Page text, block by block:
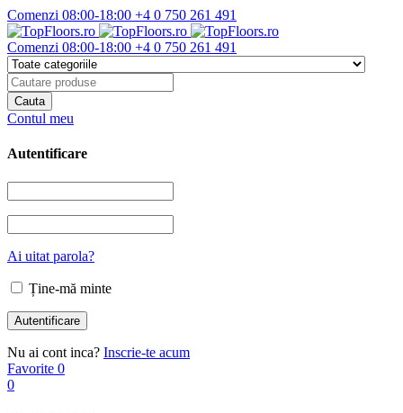
Comenzi 08:00-18:00 +4 0 750 261 491
Comenzi 08:00-18:00 +4 0 750 261 491
Contul meu
Autentificare
Ai uitat parola?
Ține-mă minte
Nu ai cont inca? Inscrie-te acum
Favorite 0
0